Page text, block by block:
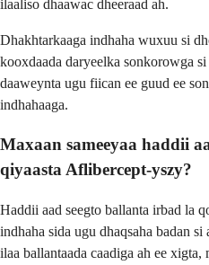
ilaaliso dhaawac dheeraad ah.
Dhakhtarkaaga indhaha wuxuu si
kooxdaada daryeelka sonkorowga
daaweynta ugu fiican ee guud ee
indhahaaga.
Maxaan sameeyaa haddii
qiyaasta Aflibercept-yszy?
Haddii aad seegto ballanta irbad la
indhaha sida ugu dhaqsaha badan
ilaa ballantaada caadiga ah ee xigta,